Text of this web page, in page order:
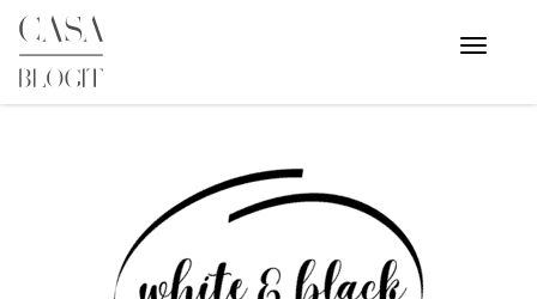
Skip
content
Avaa
valikko